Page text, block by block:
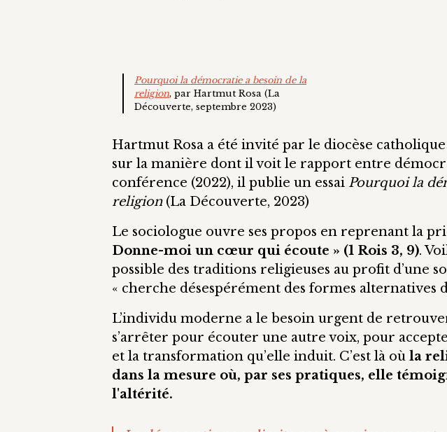
Pourquoi la démocratie a besoin de la
religion, par Hartmut Rosa (La
Découverte, septembre 2023)
Hartmut Rosa a été invité par le diocèse
sur la manière dont il voit le rapport entre
conférence (2022), il publie un essai Pourquoi la
religion(La Découverte, 2023)
Le sociologue ouvre ses propos en reprenant la
Donne-moi un cœur qui écoute » (1 Rois 3, 9).
possible des traditions religieuses au profit d’une
« cherche désespérément des formes alternatives
L’individu moderne a le besoin urgent de
s’arrêter pour écouter une autre voix, pour
et la transformation qu’elle induit. C’est là où la
dans la mesure où, par ses pratiques, elle
l'altérité.